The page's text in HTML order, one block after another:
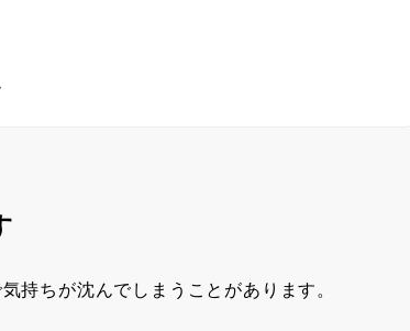
持ちが沈んでしまうことがあります。